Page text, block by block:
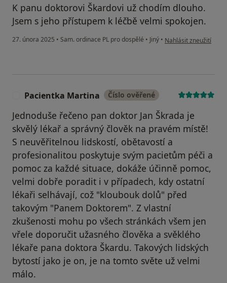
K panu doktorovi Škardovi už chodím dlouho.
Jsem s jeho přístupem k léčbě velmi spokojen.
27. února 2025 • Sam. ordinace PL pro dospělé • Jiný • podle názoru
Nahlásit zneužití
Pacientka Martina Číslo ověřené
Jednoduše řečeno pan doktor Jan Škrada je
skvělý lékař a správný člověk na pravém místě!
S neuvěřitelnou lidskostí, obětavostí a
profesionalitou poskytuje svým pacietům péči a
pomoc za každé situace, dokáže účinně pomoc,
velmi dobře poradit i v případech, kdy ostatní
lékaři selhávají, což "kloubouk dolů" před
takovým "Panem Doktorem". Z vlastní
zkušenosti mohu po všech stránkách všem jen
vřele doporučit užasného člověka a svěklého
lékaře pana doktora Škardu. Takových lidských
bytostí jako je on, je na tomto světe už velmi
málo.